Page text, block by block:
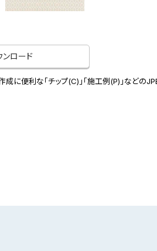
ロード
に便利な「チップ(C)」「施工例(P)」などの